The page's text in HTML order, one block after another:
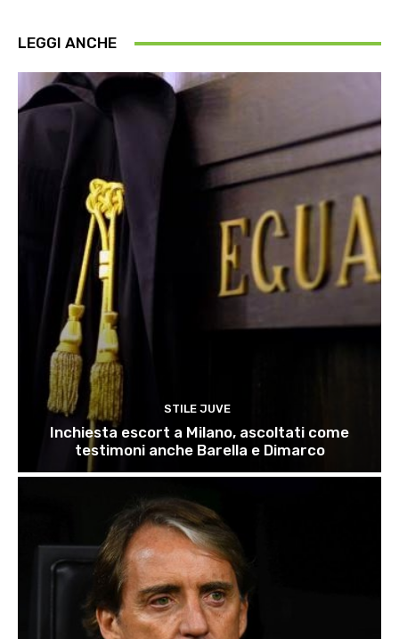
LEGGI ANCHE
STILE JUVE
Inchiesta escort a Milano, ascoltati come
testimoni anche Barella e Dimarco